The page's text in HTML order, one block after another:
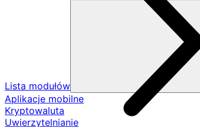
Lista modułów
Aplikacje mobilne
Kryptowaluta
Uwierzytelnianie